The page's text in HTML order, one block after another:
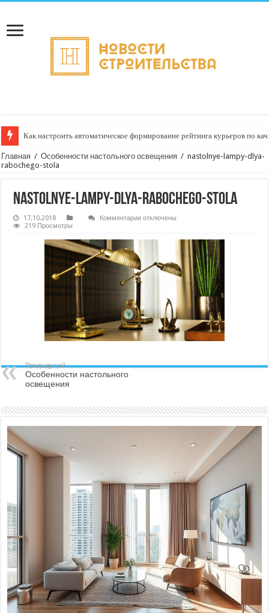
Как настроить автоматическое формирование рейтинга курьеров по
Главная / Особенности настольного освещения / nastolnye-lampy-dlya-
rabochego-stola
nastolnye-lampy-dlya-rabochego-stola
17.10.2018 Комментариик
lampy-
rabochego-
stola
отключены
219 Просмотры
Предыдущий
Особенности настольного
освещения